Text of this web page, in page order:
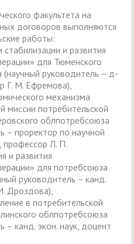
факультета на
договоров выполняются
работы:
и развития
для Тюменского
руководитель – д-
Г. М. Ефремова),
механизма
миссии потребительской
облпотребсоюза
– проректор по научной
профессор Л. П.
и развития
для потребсоюза
руководитель – канд.
Дроздова),
в потребительской
облпотребсоюза
– канд. экон. наук, доцент